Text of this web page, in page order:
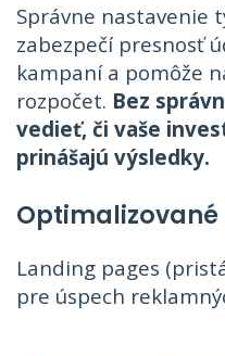
Správne nastavenie
zabezpečí presnosť
kampaní a pomôže
rozpočet. Bez
vedieť, či vaše
prinášajú výsledky.
Landing pages
pre úspech